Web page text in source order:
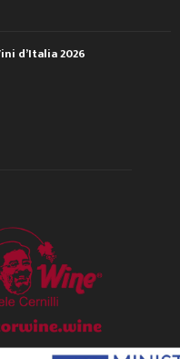
d’Italia 2026